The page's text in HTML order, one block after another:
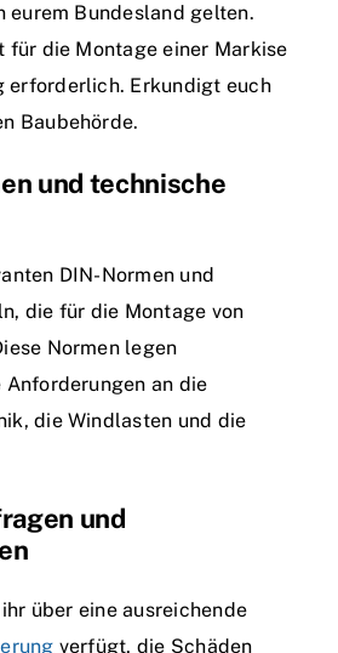
eurem Bundesland gelten.
für die Montage einer Markise
erforderlich. Erkundigt euch
Baubehörde.
und technische
DIN-Normen und
die für die Montage von
Normen legen
an die
die Windlasten und die
und
über eine ausreichende
verfügt, die Schäden